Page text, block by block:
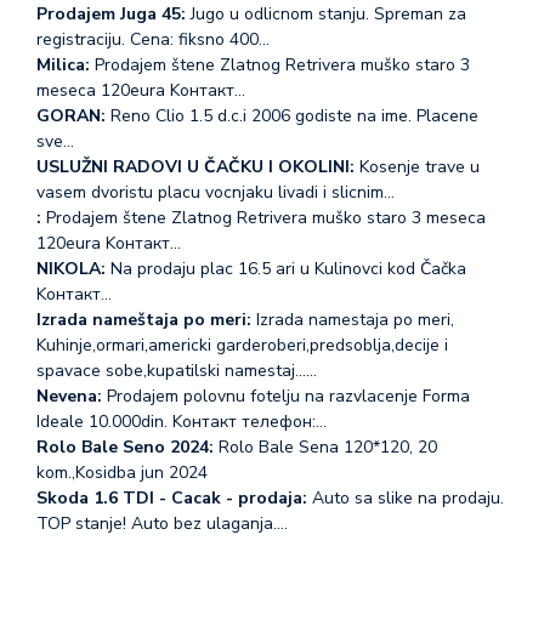
Prodajem Juga 45: Jugo u odlicnom stanju. Spreman za
registraciju. Cena: fiksno 400…
Milica: Prodajem štene Zlatnog Retrivera muško staro 3
meseca 120eura Koнтакт…
GORAN: Reno Clio 1.5 d.c.i 2006 godiste na ime. Placene
sve…
USLUŽNI RADOVI U ČAČKU I OKOLINI: Kosenje trave u
vasem dvoristu placu vocnjaku livadi i slicnim…
: Prodajem štene Zlatnog Retrivera muško staro 3 meseca
120eura Koнтакт…
NIKOLA: Na prodaju plac 16.5 ari u Kulinovci kod Čačka
Koнтакт…
Izrada nameštaja po meri: Izrada namestaja po meri,
Kuhinje,ormari,americki garderoberi,predsoblja,decije i
spavace sobe,kupatilski namestaj...…
Nevena: Prodajem polovnu fotelju na razvlacenje Forma
Ideale 10.000din. Koнтакт телефон:…
Rolo Bale Seno 2024: Rolo Bale Sena 120*120, 20
kom.,Kosidba jun 2024
Skoda 1.6 TDI - Cacak - prodaja: Auto sa slike na prodaju.
TOP stanje! Auto bez ulaganja.…